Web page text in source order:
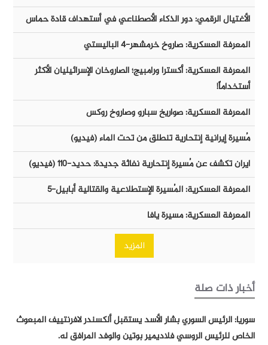
الأغتيال الرقمي: دور الذكاء الأصطناعي في أستهداف قادة حماس
المعرفة العسكرية: صاروخ خرمشهر-٤ الباليستي
المعرفة العسكرية: أكسترا ورامبيج؛ الصاروخان الإسرائيليان الأكثر
أستخداماً!
المعرفة العسكرية: صواريخ سبارو وصاروخ روكس
مُسيرة إيرانية إنتحارية تنطلق من تحت الماء (فيديو)
ايران تكشف عن مُسيرة إنتحارية نفاثة جديدة: حديد-١١٠ (فيديو)
المعرفة العسكرية: المُسيرة الإستطلاعية والقتالية أبابيل-٥
المعرفة العسكرية: مسيرة يافا
المزيد
أخبار ذات صلة
سوريا: الرئيس السوري بشار الأسد يستقبل ألكسندر لافرنتييف المبعوث
الخاص للرئيس الروسي فلاديمير بوتين والوفد المرافق له.